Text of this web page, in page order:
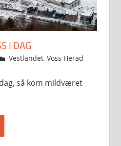
I DAG
Svein
Vestlandet, Voss Herad
så kom mildværet